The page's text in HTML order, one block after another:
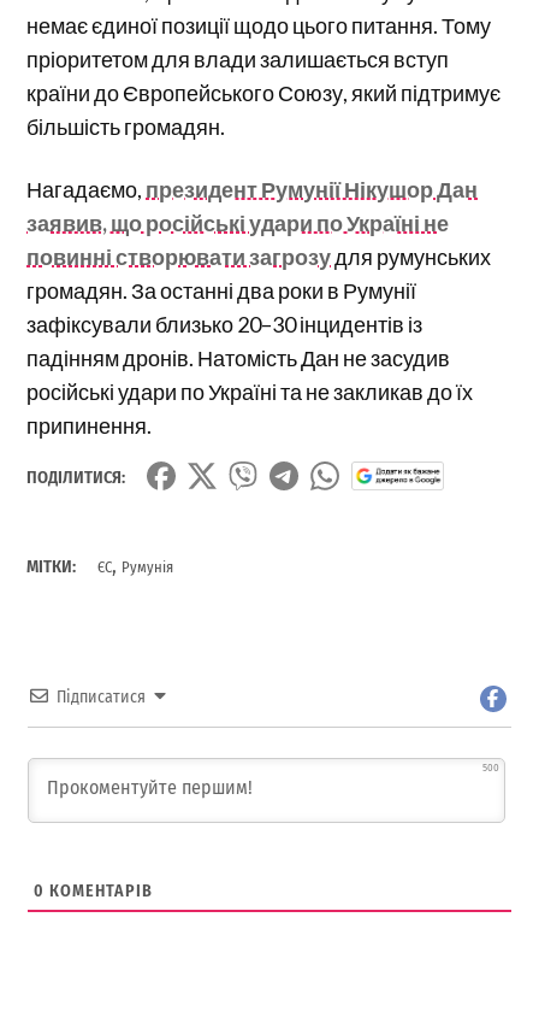
немає єдиної позиції щодо цього питання. Тому
пріоритетом для влади залишається вступ
країни до Європейського Союзу, який підтримує
більшість громадян.
Нагадаємо, президент Румунії Нікушор Дан
заявив, що російські удари по Україні не
повинні створювати загрозудля румунських
громадян. За останні два роки в Румунії
зафіксували близько 20–30 інцидентів із
падінням дронів. Натомість Дан не засудив
російські удари по Україні та не закликав до їх
припинення.
ПОДІЛИТИСЯ:
МІТКИ: ЄС, Румунія
Підписатися
500
0 КОМЕНТАРІВ